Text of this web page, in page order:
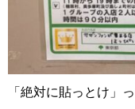
「絶対に貼っとけ」